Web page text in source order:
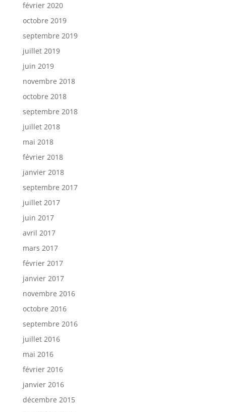
février 2020
octobre 2019
septembre 2019
juillet 2019
juin 2019
novembre 2018
octobre 2018
septembre 2018
juillet 2018
mai 2018
février 2018
janvier 2018
septembre 2017
juillet 2017
juin 2017
avril 2017
mars 2017
février 2017
janvier 2017
novembre 2016
octobre 2016
septembre 2016
juillet 2016
mai 2016
février 2016
janvier 2016
décembre 2015